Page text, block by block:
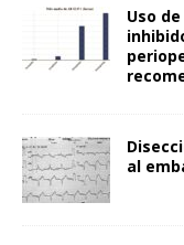
Uso
al